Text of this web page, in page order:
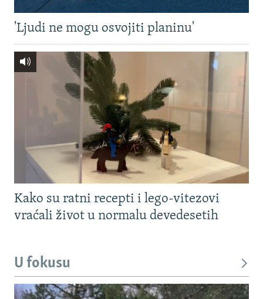
'Ljudi ne mogu osvojiti planinu'
Kako su ratni recepti i lego-vitezovi
vraćali život u normalu devedesetih
U fokusu